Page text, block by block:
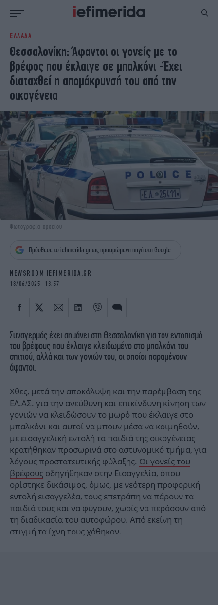
ΕΙΔΗΣΕΙΣ
NON PAPER
ΕΛΛΑΔΑ
ΟΙΚΟΝΟΜΙΑ
ΚΟΣΜΟΣ
ΠΟΛΙΤΙΣΜΟΣ
ΠΑΝΕΛΛΗΝΙΕΣ
ΖΩΗ
ΓΥΝΑΙΚΑ
ENGLISH EDITION
ΠΟΛΗ
STORIES
ΕΚΛΟΓΕΣ
TRAVEL
ΤΕΧΝΟΛΟΓΙΑ
ΥΓΕΙΑ
DESIGN
ΟΛΥΜΠΙΑΚΟΙ ΑΓΩΝΕΣ
EURO
GREEN
PODCAST
iAUTOKINITO
iOPINIONS
iGASTRONOMIE
iBOOKS
ΖΩΔΙΑ
MEDIA
ELAMEFORA
NEWSLETTER
ΕΛΛΑΔΑ
Θεσσαλονίκη: Άφαντοι οι γονείς με το
βρέφος που έκλαιγε σε μπαλκόνι -Έχει
διαταχθεί η απομάκρυνσή του από την
οικογένεια
Φωτογραφία αρχείου
Πρόσθεσε το iefimerida.gr ως προτιμώμενη πηγή στη Google
NEWSROOM IEFIMERIDA.GR
18/06/2025 13:57
Συναγερμός έχει σημάνει στη Θεσσαλονίκη για τον εντοπισμό
του βρέφους που έκλαιγε κλειδωμένο στο μπαλκόνι του
σπιτιού, αλλά και των γονιών του, οι οποίοι παραμένουν
άφαντοι.
Χθες, μετά την αποκάλυψη και την παρέμβαση της
ΕΛ.ΑΣ. για την ανεύθυνη και επικίνδυνη κίνηση των
γονιών να κλειδώσουν το μωρό που έκλαιγε στο
μπαλκόνι και αυτοί να μπουν μέσα να κοιμηθούν,
με εισαγγελική εντολή τα παιδιά της οικογένειας
κρατήθηκαν προσωρινά στο αστυνομικό τμήμα, για
λόγους προστατευτικής φύλαξης. Οι γονείς του
βρέφους οδηγήθηκαν στην Εισαγγελία, όπου
ορίστηκε δικάσιμος, όμως, με νεότερη προφορική
εντολή εισαγγελέα, τους επετράπη να πάρουν τα
παιδιά τους και να φύγουν, χωρίς να περάσουν από
τη διαδικασία του αυτοφώρου. Από εκείνη τη
στιγμή τα ίχνη τους χάθηκαν.